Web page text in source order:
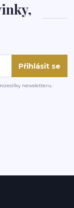
Přihlásit se
newsletteru.